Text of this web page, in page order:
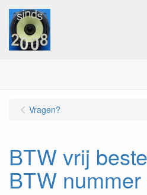
Vragen?
BTW vrij
BTW